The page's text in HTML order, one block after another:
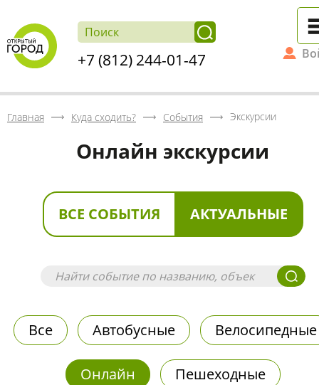
+7 (812) 244-01-47
Главная Куда сходить? События Экскурсии
Онлайн экскурсии
ВСЕ СОБЫТИЯ АКТУАЛЬНЫЕ
Все Автобусные Велосипедные
Онлайн Пешеходные